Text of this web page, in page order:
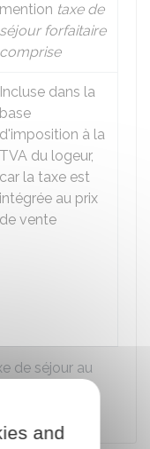
de séjour au
mention taxe de
séjour forfaitaire
comprise
Incluse dans la
base
d'imposition à la
TVA du logeur,
car la taxe est
intégrée au prix
de vente
and